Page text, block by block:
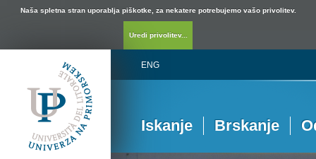
Naša spletna stran uporablja piškotke, za nekatere potrebujemo vašo privolitev.
Uredi privolitev...
ENG
Iskanje Brskanje